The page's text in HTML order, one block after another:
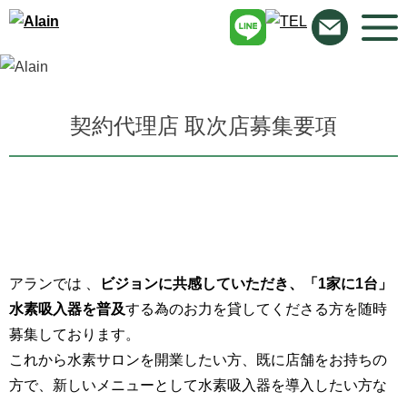
契約代理店 取次店募集要項
アランでは 、
ビジョンに共感していただき、「1家に1台」
水素吸入器を普及する為のお力を貸してくださる方を随時
募集しております。
これから水素サロンを開業したい方、既に店舗をお持ちの
方で、新しいメニューとして水素吸入器を導入したい方な